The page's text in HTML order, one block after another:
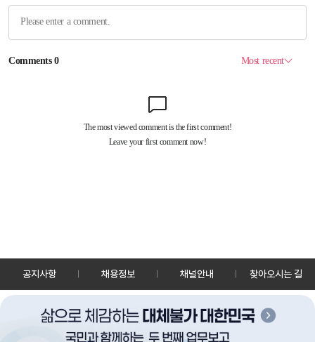
공지사항 채용정보 채널안내 찾아오시는 길
30128 세종특별자치시 정부2청사로 13 한국정책방송원 KTV
TEL: 044-204-8000
Copyrightⓒ KTV 국민방송 All Rights Reserved.